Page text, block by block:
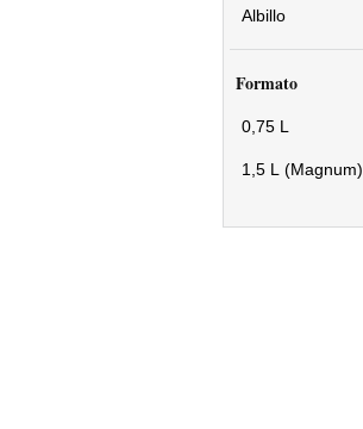
Albillo
Formato
0,75 L
1,5 L (Magnum)